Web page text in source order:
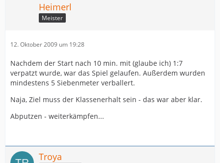
Heimerl
Meister
12. Oktober 2009 um 19:28
Nachdem der Start nach 10 min. mit (glaube ich) 1:7
verpatzt wurde, war das Spiel gelaufen. Außerdem wurden
mindestens 5 Siebenmeter verballert.
Naja, Ziel muss der Klassenerhalt sein - das war aber klar.
Abputzen - weiterkämpfen...
Troya